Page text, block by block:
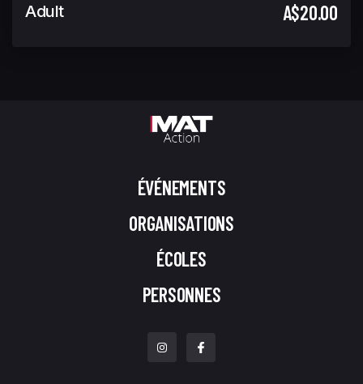
Adult A$20.00
ÉVÉNEMENTS
ORGANISATIONS
ÉCOLES
PERSONNES